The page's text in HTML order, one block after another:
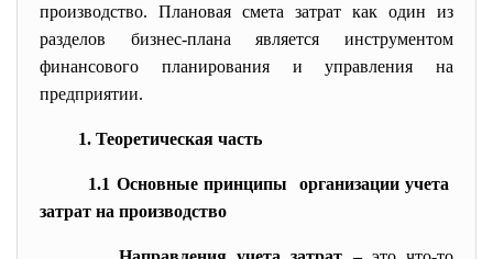
производство. Плановая смета затрат как один из
разделов бизнес-плана является инструментом
финансового планирования и управления на
предприятии.
1. Теоретическая часть
1.1 Основные принципы организации учета
затрат на производство